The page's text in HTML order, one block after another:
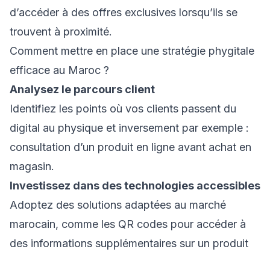
d’accéder à des offres exclusives lorsqu’ils se
trouvent à proximité.
Comment mettre en place une stratégie phygitale
efficace au Maroc ?
Analysez le parcours client
Identifiez les points où vos clients passent du
digital au physique et inversement par exemple :
consultation d’un produit en ligne avant achat en
magasin.
Investissez dans des technologies accessibles
Adoptez des solutions adaptées au marché
marocain, comme les QR codes pour accéder à
des informations supplémentaires sur un produit